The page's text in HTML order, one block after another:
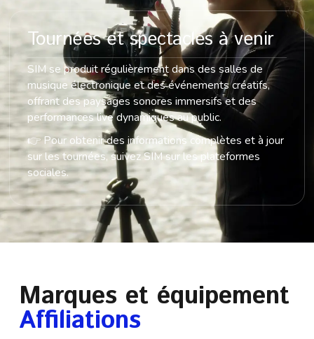
Tournées et spectacles à venir
SIM se produit régulièrement dans des salles de
musique électronique et des événements créatifs,
offrant des paysages sonores immersifs et des
performances live dynamiques au public.
👉 Pour obtenir des informations complètes et à jour
sur les tournées, suivez SIM sur les plateformes
sociales.
Marques et équipement
Affiliations